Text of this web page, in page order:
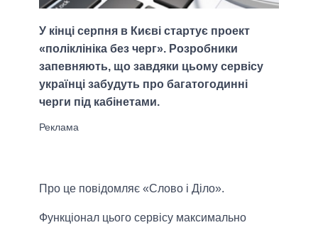
У кінці серпня в Києві стартує проект
«поліклініка без черг». Розробники
запевняють, що завдяки цьому сервісу
українці забудуть про багатогодинні
черги під кабінетами.
Про це повідомляє «Слово і Діло».
Функціонал цього сервісу максимально